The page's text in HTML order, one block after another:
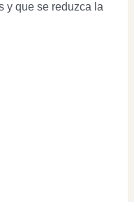
y que se reduzca la